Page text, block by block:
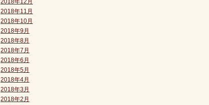
2018年12月
2018年11月
2018年10月
2018年9月
2018年8月
2018年7月
2018年6月
2018年5月
2018年4月
2018年3月
2018年2月